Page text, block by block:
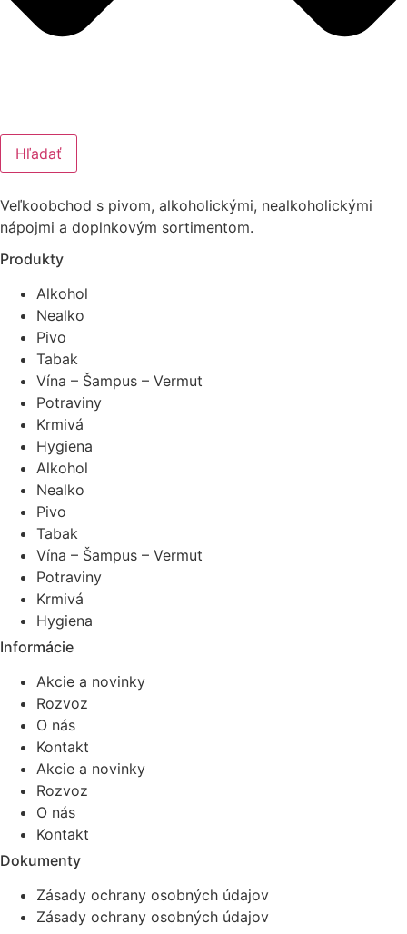
Hľadať
Veľkoobchod s pivom, alkoholickými, nealkoholickými
nápojmi a doplnkovým sortimentom.
Produkty
Alkohol
Nealko
Pivo
Tabak
Vína – Šampus – Vermut
Potraviny
Krmivá
Hygiena
Alkohol
Nealko
Pivo
Tabak
Vína – Šampus – Vermut
Potraviny
Krmivá
Hygiena
Informácie
Akcie a novinky
Rozvoz
O nás
Kontakt
Akcie a novinky
Rozvoz
O nás
Kontakt
Dokumenty
Zásady ochrany osobných údajov
Zásady ochrany osobných údajov